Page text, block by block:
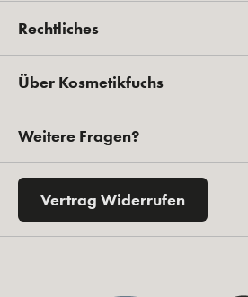
Rechtliches
Über Kosmetikfuchs
Weitere Fragen?
Vertrag Widerrufen